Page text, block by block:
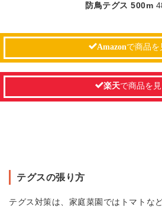
防鳥テグス 500m
Amazonで商品を
楽天で商品を見
テグスの張り方
テグス対策は、家庭菜園ではトマトな